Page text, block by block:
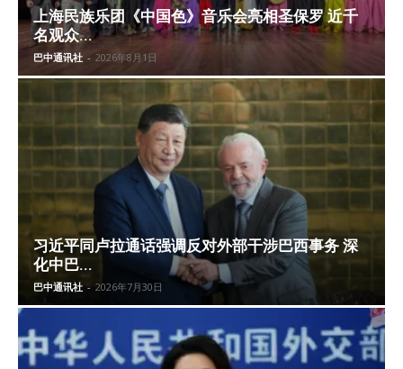
上海民族乐团《中国色》音乐会亮相圣保罗 近千
名观众...
巴中通讯社 - 2026年8月1日
习近平同卢拉通话强调反对外部干涉巴西事务 深
化中巴...
巴中通讯社 - 2026年7月30日